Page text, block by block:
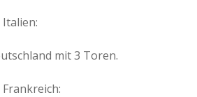
Italien:
mit 3 Toren.